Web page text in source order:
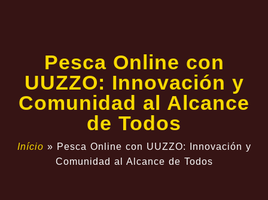
Pesca Online con
UUZZO: Innovación y
Comunidad al Alcance
de Todos
Início » Pesca Online con UUZZO: Innovación y
Comunidad al Alcance de Todos